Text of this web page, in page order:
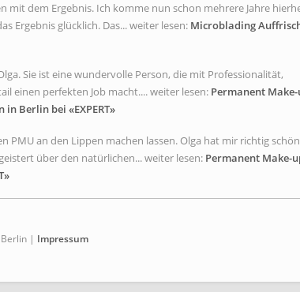
mit dem Ergebnis. Ich komme nun schon mehrere Jahre
Ergebnis glücklich. Das... weiter lesen: Microblading
Sie ist eine wundervolle Person, die mit Professionalität,
einen perfekten Job macht.... weiter lesen: Permanent
Berlin bei «EXPERT»
PMU an den Lippen machen lassen. Olga hat mir richtig
über den natürlichen... weiter lesen: Permanent Make-
| Impressum